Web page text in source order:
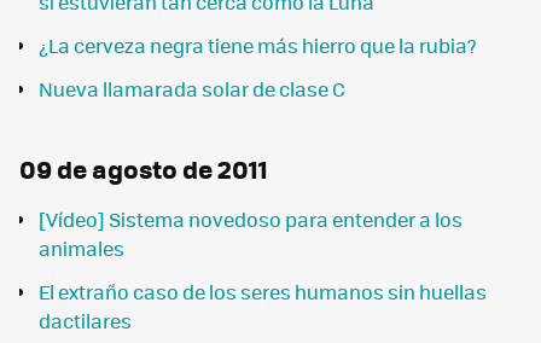
¿La cerveza negra tiene más hierro que la rubia?
Nueva llamarada solar de clase C
09 de agosto de 2011
[Vídeo] Sistema novedoso para entender a los
animales
El extraño caso de los seres humanos sin huellas
dactilares